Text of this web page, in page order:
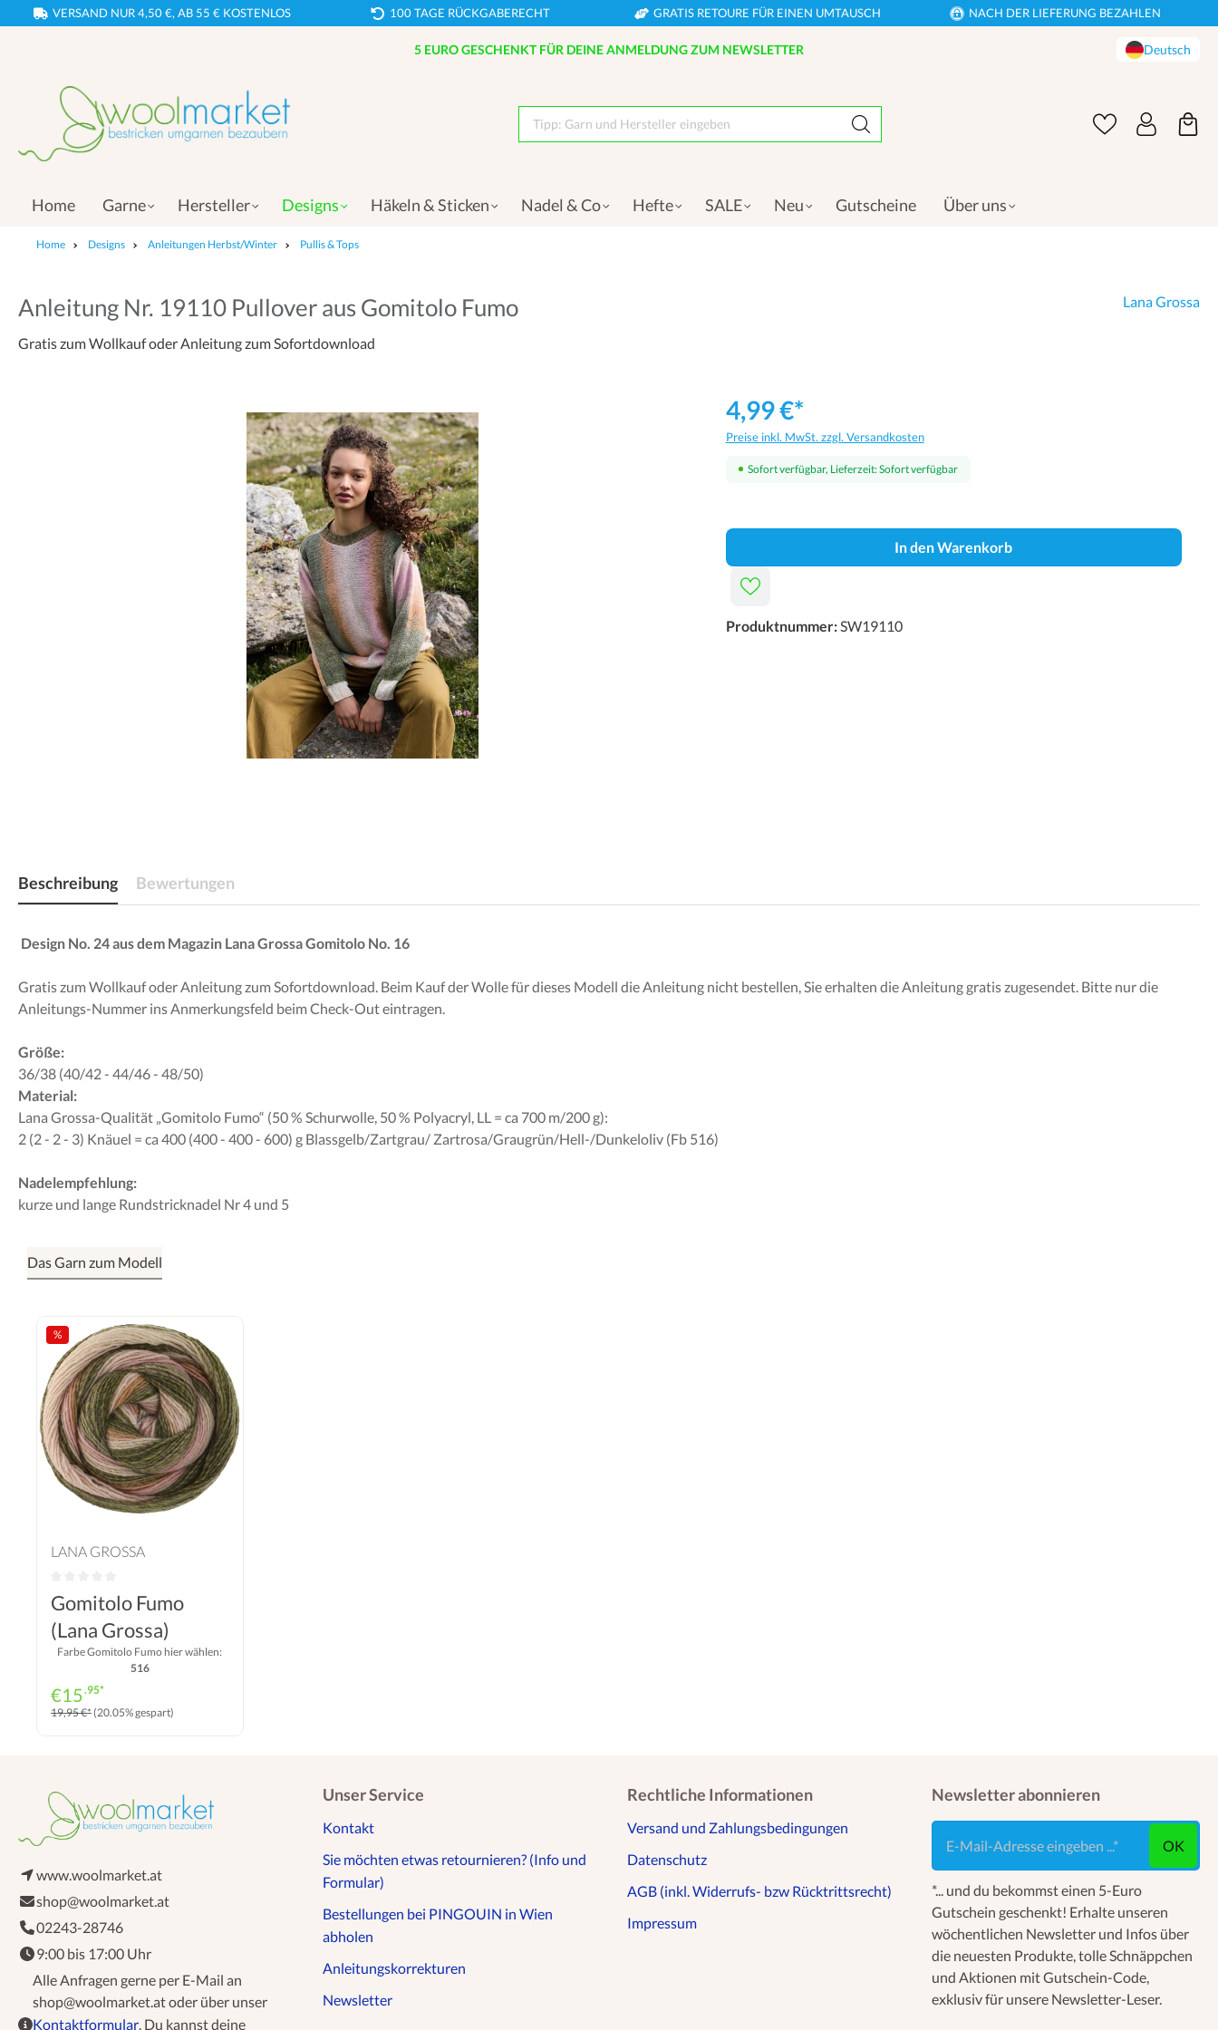
VERSAND NUR 4,50 €, AB 55 € KOSTENLOS 100 TAGE RÜCKGABERECHT GRATIS RETOURE FÜR EINEN UMTAUSCH NACH DER LIEFERUNG BEZAHLEN
5 EURO GESCHENKT FÜR DEINE ANMELDUNG ZUM NEWSLETTER Deutsch
Home Garne Hersteller Designs Häkeln & Sticken Nadel & Co Hefte SALE Neu Gutscheine Über uns
Home Designs Anleitungen Herbst/Winter Pullis & Tops
Anleitung Nr. 19110 Pullover aus Gomitolo Fumo Lana Grossa
Gratis zum Wollkauf oder Anleitung zum Sofortdownload
4,99 €*
Preise inkl. MwSt. zzgl. Versandkosten
Sofort verfügbar, Lieferzeit: Sofort verfügbar
In den Warenkorb
Produktnummer: SW19110
Beschreibung Bewertungen
Design No. 24 aus dem Magazin Lana Grossa Gomitolo No. 16
Gratis zum Wollkauf oder Anleitung zum Sofortdownload. Beim Kauf der Wolle für dieses Modell die Anleitung nicht bestellen, Sie erhalten die Anleitung gratis zugesendet. Bitte nur die
Anleitungs-Nummer ins Anmerkungsfeld beim Check-Out eintragen.
Größe:
36/38 (40/42 - 44/46 - 48/50)
Material:
Lana Grossa-Qualität „Gomitolo Fumo“ (50 % Schurwolle, 50 % Polyacryl, LL = ca 700 m/200 g):
2 (2 - 2 - 3) Knäuel = ca 400 (400 - 400 - 600) g Blassgelb/Zartgrau/ Zartrosa/Graugrün/Hell-/Dunkeloliv (Fb 516)
Nadelempfehlung:
kurze und lange Rundstricknadel Nr 4 und 5
Das Garn zum Modell
%
LANA GROSSA
Gomitolo Fumo
(Lana Grossa)
Farbe Gomitolo Fumo hier wählen:
516
€15.95*
19,95 €*(20.05% gespart)
www.woolmarket.at
shop@woolmarket.at
02243-28746
9:00 bis 17:00 Uhr
Alle Anfragen gerne per E-Mail an
shop@woolmarket.at oder über unser
Kontaktformular. Du kannst deine
Unser Service
Kontakt
Sie möchten etwas retournieren? (Info und
Formular)
Bestellungen bei PINGOUIN in Wien
abholen
Anleitungskorrekturen
Newsletter
Rechtliche Informationen
Versand und Zahlungsbedingungen
Datenschutz
AGB (inkl. Widerrufs- bzw Rücktrittsrecht)
Impressum
Newsletter abonnieren
E-Mail-Adresse eingeben ...
OK
*... und du bekommst einen 5-Euro
Gutschein geschenkt! Erhalte unseren
wöchentlichen Newsletter und Infos über
die neuesten Produkte, tolle Schnäppchen
und Aktionen mit Gutschein-Code,
exklusiv für unsere Newsletter-Leser.